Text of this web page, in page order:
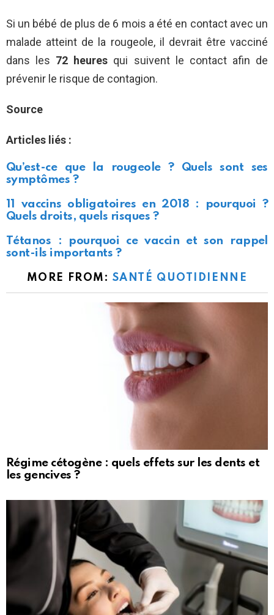
Si un bébé de plus de 6 mois a été en contact avec un
malade atteint de la rougeole, il devrait être vacciné
dans les 72 heures qui suivent le contact afin de
prévenir le risque de contagion.
Source
Articles liés :
Qu’est-ce que la rougeole ? Quels sont ses
symptômes ?
11 vaccins obligatoires en 2018 : pourquoi ?
Quels droits, quels risques ?
Tétanos : pourquoi ce vaccin et son rappel
sont-ils importants ?
MORE FROM: SANTÉ QUOTIDIENNE
Régime cétogène : quels effets sur les dents et
les gencives ?